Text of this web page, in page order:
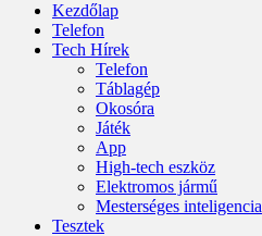
Kezdőlap
Telefon
Tech Hírek
Telefon
Táblagép
Okosóra
Játék
App
High-tech eszköz
Elektromos jármű
Mesterséges inteligencia
Tesztek